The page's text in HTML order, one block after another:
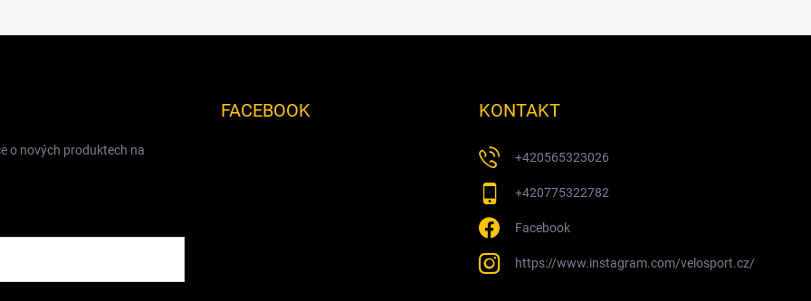
o nových produktech na
FACEBOOK KONTAKT
+420565323026
+420775322782
Facebook
https://www.instagram.com/velosport.cz/